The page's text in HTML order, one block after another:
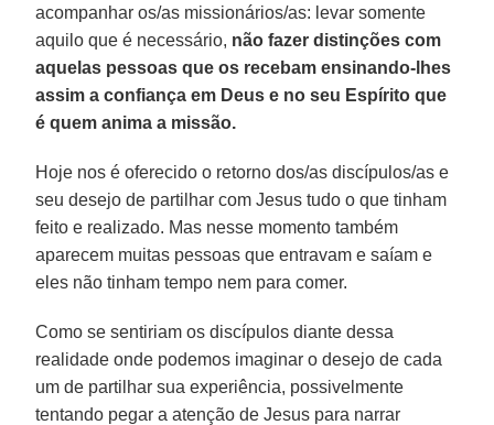
acompanhar os/as missionários/as: levar somente
aquilo que é necessário, não fazer distinções com
aquelas pessoas que os recebam ensinando-lhes
assim a confiança em Deus e no seu Espírito que
é quem anima a missão.
Hoje nos é oferecido o retorno dos/as discípulos/as e
seu desejo de partilhar com Jesus tudo o que tinham
feito e realizado. Mas nesse momento também
aparecem muitas pessoas que entravam e saíam e
eles não tinham tempo nem para comer.
Como se sentiriam os discípulos diante dessa
realidade onde podemos imaginar o desejo de cada
um de partilhar sua experiência, possivelmente
tentando pegar a atenção de Jesus para narrar